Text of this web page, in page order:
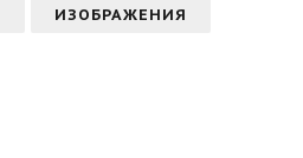
ИЗОБРАЖЕНИЯ